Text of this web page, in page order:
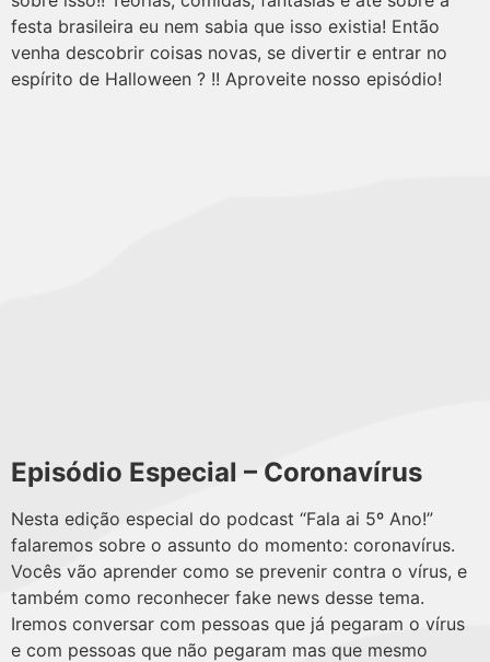
festa brasileira eu nem sabia que isso existia! Então
venha descobrir coisas novas, se divertir e entrar no
espírito de Halloween ? !! Aproveite nosso episódio!
Episódio Especial – Coronavírus
Nesta edição especial do podcast “Fala ai 5º Ano!”
falaremos sobre o assunto do momento: coronavírus.
Vocês vão aprender como se prevenir contra o vírus, e
também como reconhecer fake news desse tema.
Iremos conversar com pessoas que já pegaram o vírus
e com pessoas que não pegaram mas que mesmo